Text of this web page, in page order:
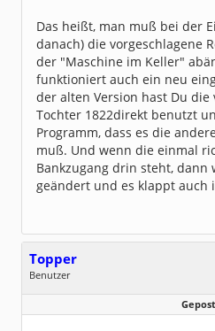
Das heißt, man muß bei der
danach) die vorgeschlagene
der "Maschine im Keller"
funktioniert auch ein neu
der alten Version hast Du die
Tochter 1822direkt benutzt
Programm, dass es die
muß. Und wenn die einmal
Bankzugang drin steht,
geändert und es klappt auch
Topper
Benutzer
Geschlecht:
keine Angabe
Dabei seit:
02 / 2014